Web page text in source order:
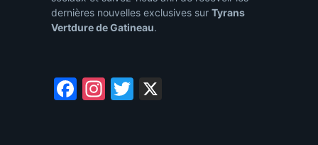
dernières nouvelles exclusives sur Tyrans
Vertdure de Gatineau.
Facebook
Instagram
Twitter